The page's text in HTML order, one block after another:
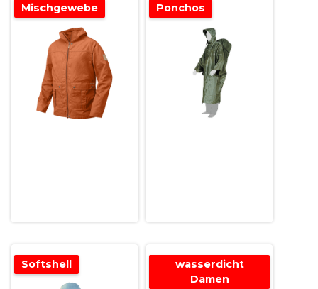
Mischgewebe Ponchos
Softshell
wasserdicht
Damen